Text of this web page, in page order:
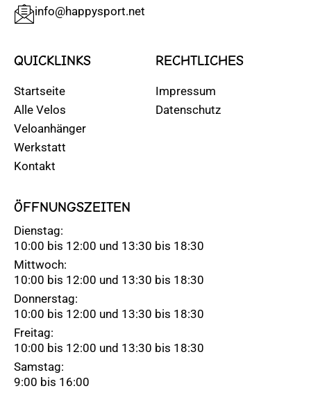
info@happysport.net
QUICKLINKS
Startseite
Alle Velos
Veloanhänger
Werkstatt
Kontakt
RECHTLICHES
Impressum
Datenschutz
ÖFFNUNGSZEITEN
Dienstag:
10:00 bis 12:00 und 13:30 bis 18:30
Mittwoch:
10:00 bis 12:00 und 13:30 bis 18:30
Donnerstag:
10:00 bis 12:00 und 13:30 bis 18:30
Freitag:
10:00 bis 12:00 und 13:30 bis 18:30
Samstag:
9:00 bis 16:00